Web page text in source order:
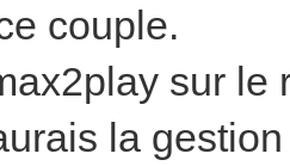
couple.
sur le
la